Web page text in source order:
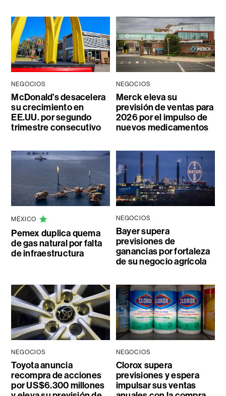
NEGOCIOS
McDonald’s desacelera
su crecimiento en
EE.UU. por segundo
trimestre consecutivo
NEGOCIOS
Merck eleva su
previsión de ventas para
2026 por el impulso de
nuevos medicamentos
MÉXICO
Pemex duplica quema
de gas natural por falta
de infraestructura
NEGOCIOS
Bayer supera
previsiones de
ganancias por fortaleza
de su negocio agrícola
NEGOCIOS
Toyota anuncia
recompra de acciones
por US$6.300 millones
NEGOCIOS
Clorox supera
previsiones y espera
impulsar sus ventas